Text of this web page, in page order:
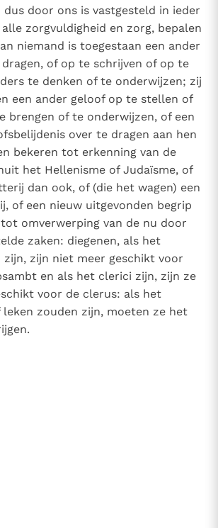
door ons is vastgesteld in ieder
zorgvuldigheid en zorg, bepalen
niemand is toegestaan een ander
of op te schrijven of op te
te denken of te onderwijzen; zij
een ander geloof op te stellen of
brengen of te onderwijzen, of een
over te dragen aan hen
bekeren tot erkenning van de
het Hellenisme of Judaïsme, of
dan ook, of (die het wagen) een
of een nieuw uitgevonden begrip
omverwerping van de nu door
zaken: diegenen, als het
zijn, zijn niet meer geschikt voor
en als het clerici zijn, zijn ze
voor de clerus: als het
leken zouden zijn, moeten ze het